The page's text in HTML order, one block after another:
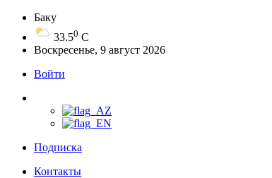
Баку
33.50 C
Воскресенье, 9 август 2026
Войти
Подписка
Контакты